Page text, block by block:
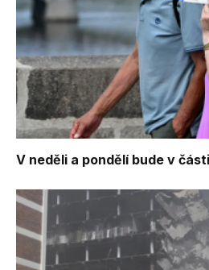
V neděli a pondělí bude v